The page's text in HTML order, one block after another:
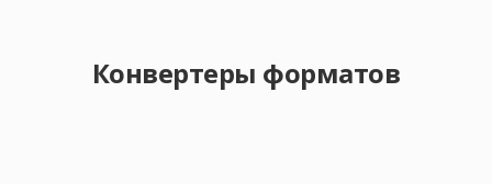
Конвертеры форматов